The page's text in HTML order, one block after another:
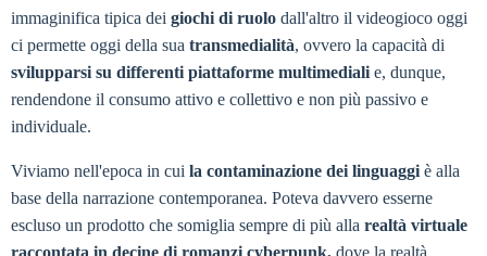
immaginifica tipica dei giochi di ruolo dall'altro il videogioco oggi
ci permette oggi della sua transmedialità, ovvero la capacità di
svilupparsi su differenti piattaforme multimediali e, dunque,
rendendone il consumo attivo e collettivo e non più passivo e
individuale.
Viviamo nell'epoca in cui la contaminazione dei linguaggi è alla
base della narrazione contemporanea. Poteva davvero esserne
escluso un prodotto che somiglia sempre di più alla realtà virtuale
raccontata in decine di romanzi cyberpunk, dove la realtà